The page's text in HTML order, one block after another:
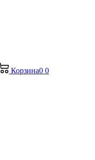
Корзина0 0